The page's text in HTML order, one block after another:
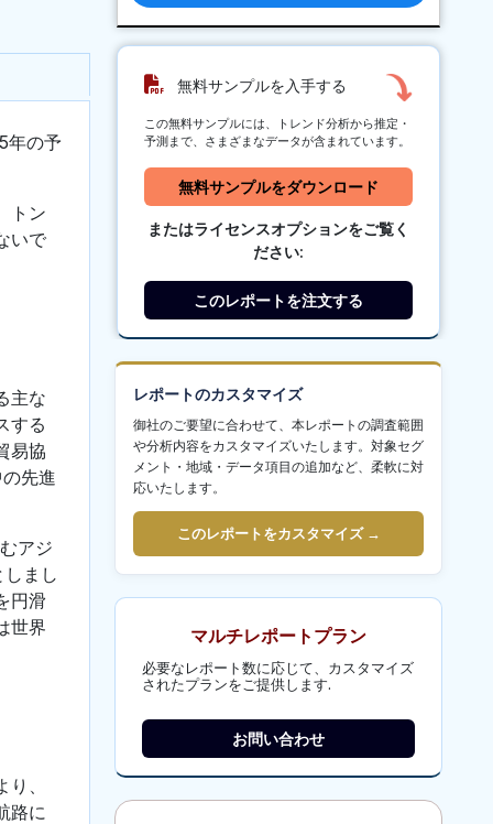
年の予
トン
いで
主な
する
易協
先進
アジ
まし
円滑
世界
、
路に
無料サンプルを入手する
この無料サンプルには、トレンド分析から推定・
予測まで、さまざまなデータが含まれています。
無料サンプルをダウンロード
またはライセンスオプションをご覧く
ださい:
このレポートを注文する
レポートのカスタマイズ
御社のご要望に合わせて、本レポートの調査範囲
や分析内容をカスタマイズいたします。対象セグ
メント・地域・データ項目の追加など、柔軟に対
応いたします。
このレポートをカスタマイズ →
マルチレポートプラン
必要なレポート数に応じて、カスタマイズ
されたプランをご提供します.
お問い合わせ